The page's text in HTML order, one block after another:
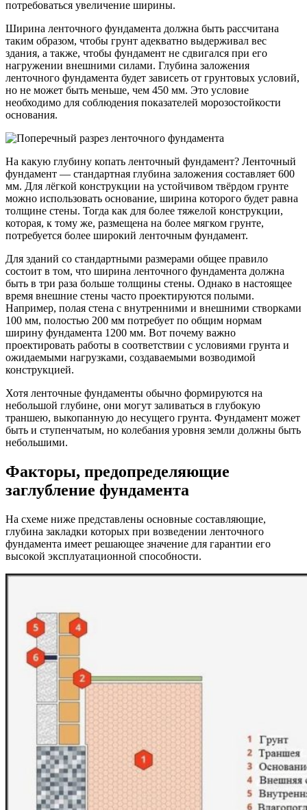
потребоваться увеличение ширины.
Ширина ленточного фундамента должна быть рассчитана
таким образом, чтобы грунт адекватно выдерживал вес
здания, а также, чтобы фундамент не сдвигался при его
нагружении внешними силами. Глубина заложения
ленточного фундамента будет зависеть от грунтовых условий,
но не может быть меньше, чем 450 мм. Это условие
необходимо для соблюдения показателей морозостойкости
основания.
На какую глубину копать ленточный фундамент? Ленточный
фундамент — стандартная глубина заложения составляет 600
мм. Для лёгкой конструкции на устойчивом твёрдом грунте
можно использовать основание, ширина которого будет равна
толщине стены. Тогда как для более тяжелой конструкции,
которая, к тому же, размещена на более мягком грунте,
потребуется более широкий ленточным фундамент.
Для зданий со стандартными размерами общее правило
состоит в том, что ширина ленточного фундамента должна
быть в три раза больше толщины стены. Однако в настоящее
время внешние стены часто проектируются полыми.
Например, полая стена с внутренними и внешними створками
100 мм, полостью 200 мм потребует по общим нормам
ширину фундамента 1200 мм. Вот почему важно
проектировать работы в соответствии с условиями грунта и
ожидаемыми нагрузками, создаваемыми возводимой
конструкцией.
Хотя ленточные фундаменты обычно формируются на
небольшой глубине, они могут заливаться в глубокую
траншею, выкопанную до несущего грунта. Фундамент может
быть и ступенчатым, но колебания уровня земли должны быть
небольшими.
Факторы, предопределяющие
заглубление фундамента
На схеме ниже представлены основные составляющие,
глубина закладки которых при возведении ленточного
фундамента имеет решающее значение для гарантии его
высокой эксплуатационной способности.